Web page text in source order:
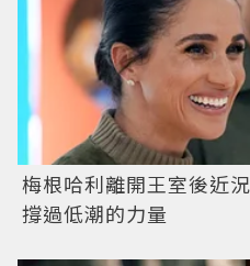
梅根哈利離開王室後近
撐過低潮的力量